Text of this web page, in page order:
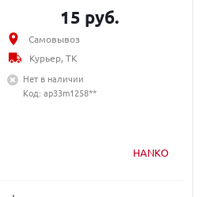
HANKO
15 руб.
Самовывоз
Курьер, ТК
Нет в наличии
Код: ap33m1258**